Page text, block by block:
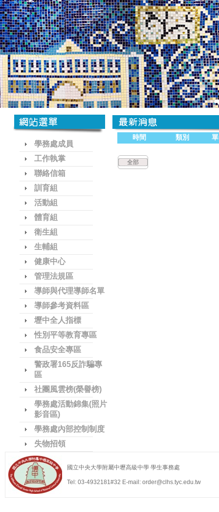
學務處成員
工作執掌
聯絡信箱
訓育組
活動組
體育組
衛生組
生輔組
健康中心
管理法規區
導師與代理導師名單
導師參考資料區
壢中全人指標
性別平等教育專區
食品安全專區
警政署165反詐騙專
區
社團風雲榜(榮譽榜)
學務處活動錦集(照片
影音區)
學務處內部控制制度
失物招領
時間 類別
全部
國立中央大學附屬中壢高級中學 學生事務處
Tel: 03-4932181#32 E-mail: order@clhs.tyc.edu.tw